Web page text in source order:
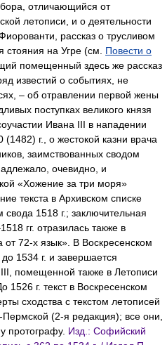
отличающийся от
летописи, и о деятельности
рассказ о трусливом
на Угре (см. Повести о
помещенный здесь же рассказ
известий о событиях, не
– об отравлении первой жены
поступках великого князя
Ивана III в нападении
г., о жестокой казни врача
заимствованных сводом
очевидно, и
«Хожение за три моря»
текста в Архивском списке
1518 г.; заключительная
гг. отразилась также в
72-х язык». В Воскресенском
1534 г. и завершается
помещенной также в Летописи
1526 г. текст в Воскресенском
сходства с текстом летописей
(2-я редакция); все они,
протографу. Изд.: Софийский